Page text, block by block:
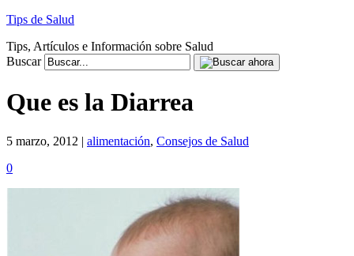
Tips de Salud
Tips, Artículos e Información sobre Salud
Buscar
Que es la Diarrea
5 marzo, 2012 | alimentación, Consejos de Salud
0